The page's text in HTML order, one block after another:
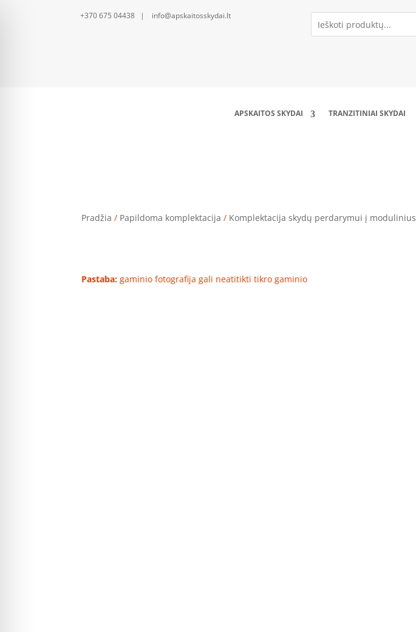
+370 675 04438 | info@apskaitosskydai.lt
APSKAITOS SKYDAI TRANZITINIAI SKYDAI
Pradžia / Papildoma komplektacija / Komplektacija skydų perdarymui į modulinius
Pastaba: gaminio fotografija gali neatitikti tikro gaminio